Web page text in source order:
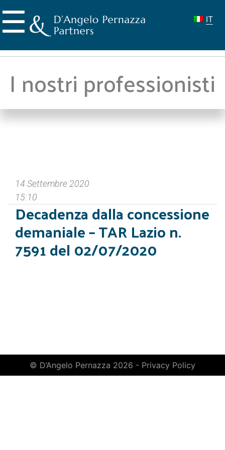
to
content
☰
I nostri professionisti
14 Settembre 2020
15:10
Decadenza dalla concessione
demaniale – TAR Lazio n.
7591 del 02/07/2020
© D’Angelo Pernazza 2026 - Privacy Policy
IT